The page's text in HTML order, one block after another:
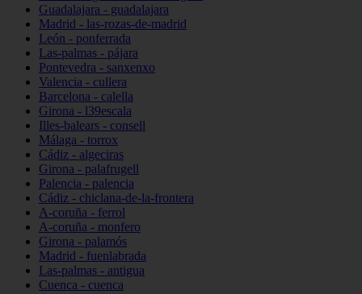
Guadalajara - guadalajara
Madrid - las-rozas-de-madrid
León - ponferrada
Las-palmas - pájara
Pontevedra - sanxenxo
Valencia - cullera
Barcelona - calella
Girona - l39escala
Illes-balears - consell
Málaga - torrox
Cádiz - algeciras
Girona - palafrugell
Palencia - palencia
Cádiz - chiclana-de-la-frontera
A-coruña - ferrol
A-coruña - monfero
Girona - palamós
Madrid - fuenlabrada
Las-palmas - antigua
Cuenca - cuenca